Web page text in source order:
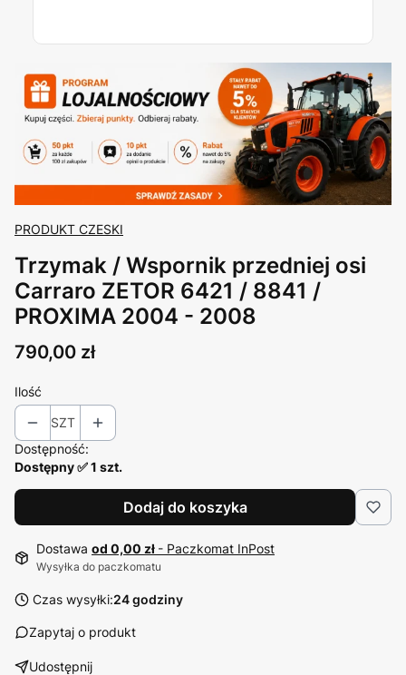
PRODUKT CZESKI
Trzymak / Wspornik przedniej osi
Carraro ZETOR 6421 / 8841 /
PROXIMA 2004 - 2008
Cena
790,00 zł
Ilość
SZT
Dostępność:
Dostępny ✅ 1 szt.
Dodaj do koszyka
Dostawa od 0,00 zł - Paczkomat InPost
Wysyłka do paczkomatu
Czas wysyłki:24 godziny
Zapytaj o produkt
Udostępnij